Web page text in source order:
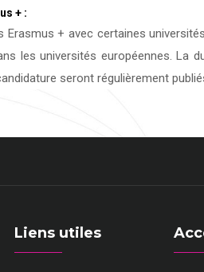
+ :
Erasmus + avec certaines
les universités européennes.
seront régulièrement
Liens utiles